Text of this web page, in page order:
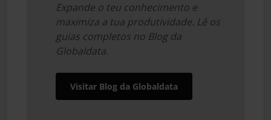
Expande o teu conhecimento e
maximiza a tua produtividade. Lê os
guias completos no Blog da
Globaldata.
Visitar Blog da Globaldata